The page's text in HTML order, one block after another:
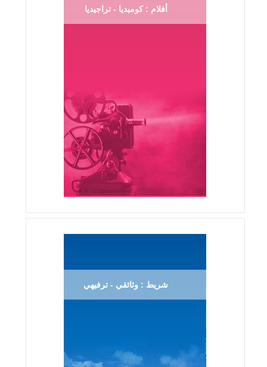
أفلام : كوميديا - تراجيديا
شريط : وثائقي - ترفيهي